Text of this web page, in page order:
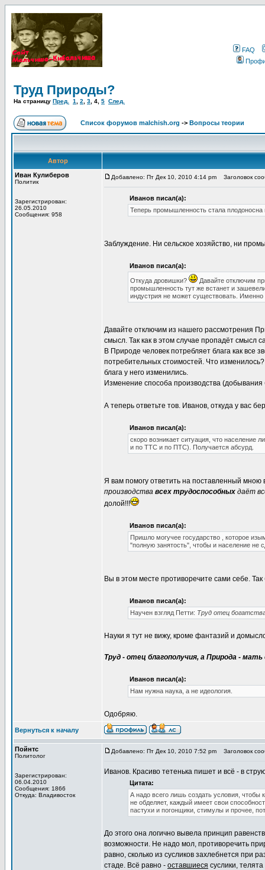
FAQ
Труд Природы?
На страницу Пред. 1 2 3 4 5 След.
Список форумов malchish.org -> Вопросы теории
Автор
Иван Кулиберов
Политик
Зарегистрирован:
26.05.2010
Сообщения: 958
Добавлено: Пт Дек 10, 2010 4:14 pm Заголовок
Иванов писал(а):
Теперь промышленность стала
Заблуждение. Ни сельское хозяйство, ни
Иванов писал(а):
Откуда дровишки?
Давайте отключим
промышленность тут же встанет и
индустрия не может существовать. Именно
Давайте отключим из нашего рассмотрения
смысл. Так как в этом случае пропадёт смысл
В Природе человек потребляет блага как все
потребительных стоимостей. Что
блага у него изменились.
Изменение способа производства (добывания
А теперь ответьте тов. Иванов, откуда у вас
Иванов писал(а):
скоро возникает ситуация, что население
и по ТТС и по ПТС). Получается абсурд.
Я вам помогу ответить на поставленный
производства всех трудоспособных даёт
долой!!!
Иванов писал(а):
Пришло могучее государство , которое
"полную занятость", чтобы и население не
Вы в этом месте противоречите сами себе.
Иванов писал(а):
Научен взгляд Петти: Труд отец
Науки я тут не вижу, кроме фантазий и
Труд - отец благополучия, а Природа - мать
Иванов писал(а):
Нам нужна наука, а не идеология.
Одобряю.
Вернуться к началу
Пойнтс
Политолог
Зарегистрирован:
06.04.2010
Сообщения: 1866
Откуда: Владивосток
Добавлено: Пт Дек 10, 2010 7:52 pm Заголовок
Иванов. Красиво тетенька пишет и всё - в
Цитата:
А надо всего лишь создать условия, чтобы
не обделяет, каждый имеет свои
пастухи и погонщики, стимулы и прочее,
До этого она логично вывела принцип
возможности. Не надо мол, противоречить
равно, сколько из сусликов захлебнется при
стаде. Всё равно - оставшиеся суслики,